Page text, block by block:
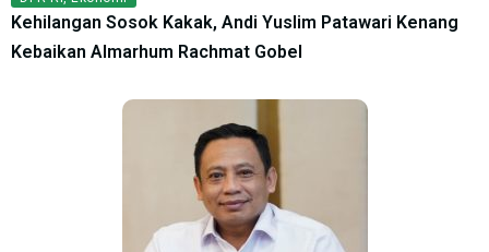
Kehilangan Sosok Kakak, Andi Yuslim Patawari Kenang
Kebaikan Almarhum Rachmat Gobel